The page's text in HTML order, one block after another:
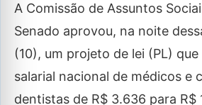
A Comissão de Assuntos
Senado aprovou, na noite
(10), um projeto de lei (PL)
salarial nacional de médicos e
dentistas de R$ 3.636 para R$